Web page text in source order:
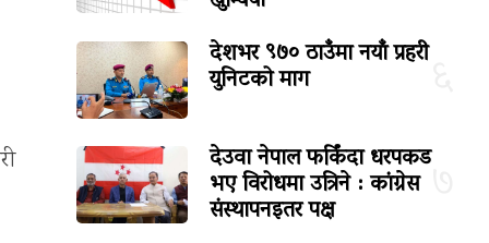
देशभर ९७० ठाउँमा नयाँ प्रहरी
युनिटको माग
७
देउवा नेपाल फर्किंदा धरपकड
भए विरोधमा उत्रिने : कांग्रेस
संस्थापनइतर पक्ष